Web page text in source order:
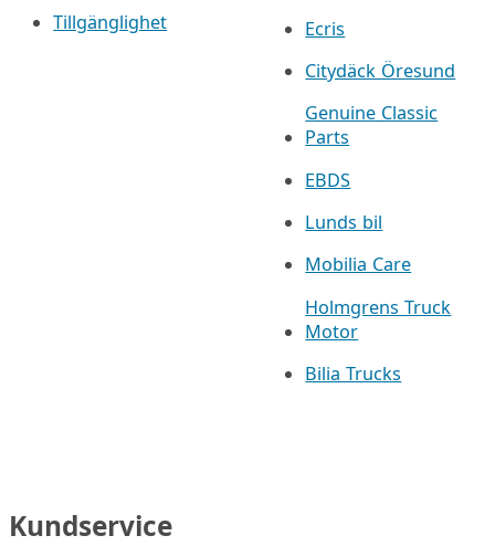
Tillgänglighet
Ecris
Citydäck Öresund
Genuine Classic
Parts
EBDS
Lunds bil
Mobilia Care
Holmgrens Truck
Motor
Bilia Trucks
Kundservice